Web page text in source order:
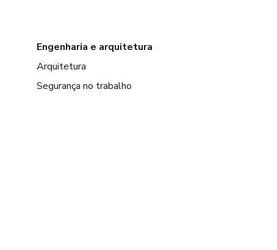
Engenharia e arquitetura
Arquitetura
Segurança no trabalho